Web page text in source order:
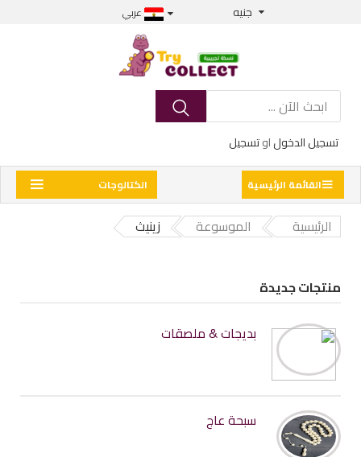
جنيه عربي
تسجيل الدخولاوتسجيل
الكتالوجات القائمة الرئيسية
الرئيسية الموسوعة زينيث
منتجات جديدة
بديجات & ملصقات
سبحة عاج